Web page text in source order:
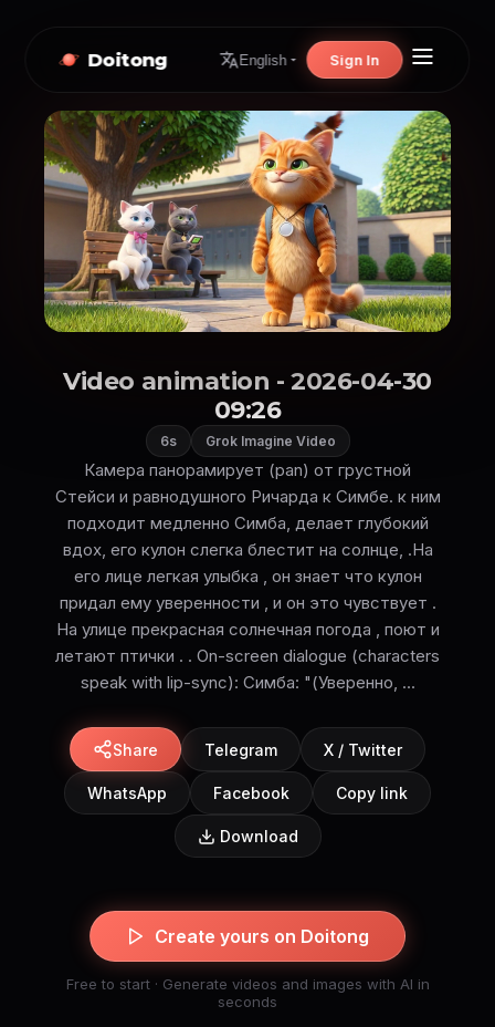
Doitong English Sign In
Video animation - 2026-04-30
09:26
6s Grok Imagine Video
Камера панорамирует (pan) от грустной
Стейси и равнодушного Ричарда к Симбе. к ним
подходит медленно Симба, делает глубокий
вдох, его кулон слегка блестит на солнце, .На
его лице легкая улыбка , он знает что кулон
придал ему уверенности , и он это чувствует .
На улице прекрасная солнечная погода , поют и
летают птички . . On-screen dialogue (characters
speak with lip-sync): Симба: "(Уверенно, ...
Share Telegram X / Twitter
WhatsApp Facebook Copy link
Download
Create yours on Doitong
Free to start · Generate videos and images with AI in
seconds